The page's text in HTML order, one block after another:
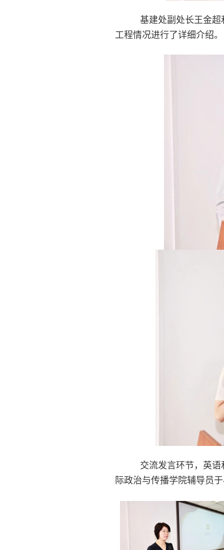
基建处副处长王金超
工程情况进行了详细介绍。
交流发言环节，英语
际政治与传播学院辅导员